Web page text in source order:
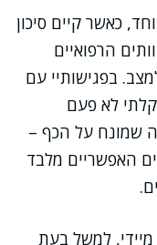
כאשר קיים סיכון
הרפואיים
בפגישותיי עם
לא פעם
שמונח על הכף –
האפשריים מלבד
מיידי, למשל בעת